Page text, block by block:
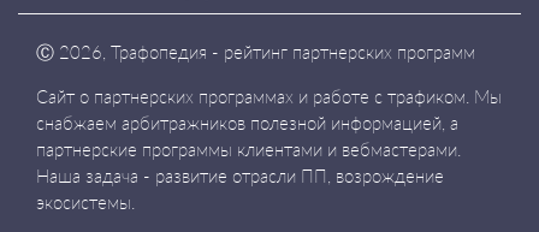
Ⓒ 2026, Трафопедия - рейтинг партнерских программ
Сайт о партнерских программах и работе с трафиком. Мы
снабжаем арбитражников полезной информацией, а
партнерские программы клиентами и вебмастерами.
Наша задача - развитие отрасли ПП, возрождение
экосистемы.